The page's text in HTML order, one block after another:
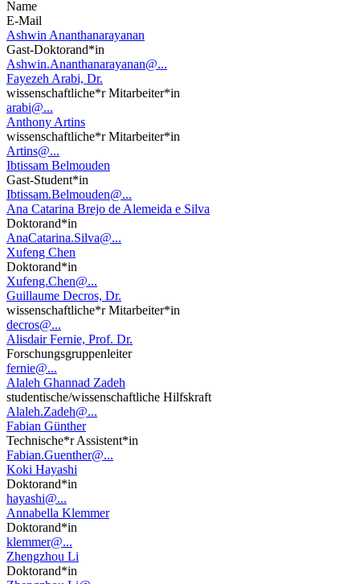
Name
E-Mail
Ashwin Ananthanarayanan
Gast-Doktorand*in
Ashwin.Ananthanarayanan@...
Fayezeh Arabi, Dr.
wissenschaftliche*r Mitarbeiter*in
arabi@...
Anthony Artins
wissenschaftliche*r Mitarbeiter*in
Artins@...
Ibtissam Belmouden
Gast-Student*in
Ibtissam.Belmouden@...
Ana Catarina Brejo de Alemeida e Silva
Doktorand*in
AnaCatarina.Silva@...
Xufeng Chen
Doktorand*in
Xufeng.Chen@...
Guillaume Decros, Dr.
wissenschaftliche*r Mitarbeiter*in
decros@...
Alisdair Fernie, Prof. Dr.
Forschungsgruppenleiter
fernie@...
Alaleh Ghannad Zadeh
studentische/wissenschaftliche Hilfskraft
Alaleh.Zadeh@...
Fabian Günther
Technische*r Assistent*in
Fabian.Guenther@...
Koki Hayashi
Doktorand*in
hayashi@...
Annabella Klemmer
Doktorand*in
klemmer@...
Zhengzhou Li
Doktorand*in